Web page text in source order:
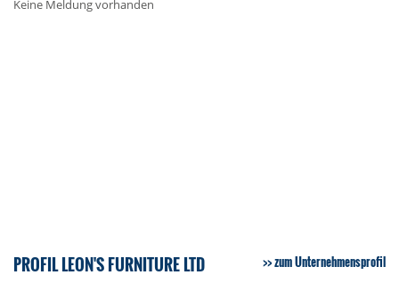
Keine Meldung vorhanden
PROFIL LEON'S FURNITURE LTD zum Unternehmensprofil